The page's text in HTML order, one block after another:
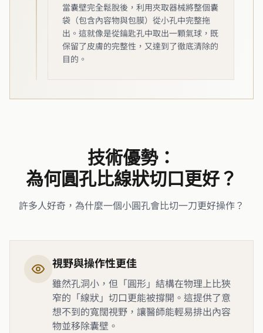
當囊壁完全鬆脫後，利用夾取器械將整個囊
袋（包含內容物與包膜）從小孔中完整拖
出。這就像是從鑰匙孔中取出一顆氣球，既
保留了皮膚的完整性，又達到了徹底清除的
目的。
技術優勢：
為何圓孔比線狀切口更好？
許多人好奇，為什麼一個小圓孔會比切一刀更好操作？
視野與操作性更佳
雖然孔洞小，但「圓形」結構在物理上比狹
窄的「線狀」切口更能被撐開。這提供了意
想不到的寬闊視野，讓醫師能輕易排出內容
物並移除囊壁。